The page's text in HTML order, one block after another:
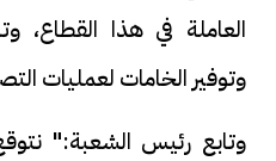
العاملة في هذا القطاع،
وتوفير الخامات لعمليات
وتابع رئيس الشعبة:"